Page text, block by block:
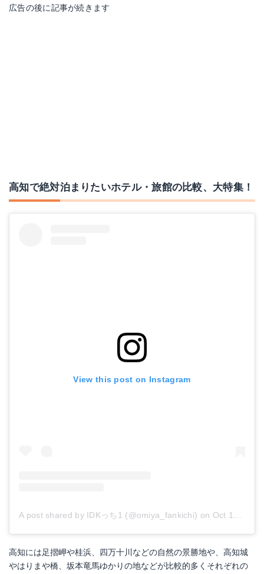
広告の後に記事が続きます
高知で絶対泊まりたいホテル・旅館の比較、大特集！
View this post on Instagram
A post shared by IDKっち1 (@omiya_fankichi) on Oct 10, 2018 at 9:11pm PDT
高知には足摺岬や桂浜、四万十川などの自然の景勝地や、高知城
やはりまや橋、坂本竜馬ゆかりの地などが比較的多くそれぞれの